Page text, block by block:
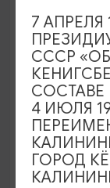
МАСТЕР-
Мастер-
Бодяковой
7 АПРЕЛЯ
СССР
СОСТАВЕ
4 ИЮЛЯ
ГОРОД